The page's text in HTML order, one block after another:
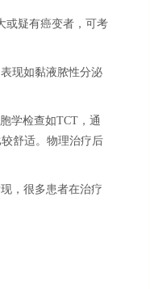
或疑有癌变者，可考
现如黏液脓性分泌
学检查如TCT，通
舒适。物理治疗后
，很多患者在治疗